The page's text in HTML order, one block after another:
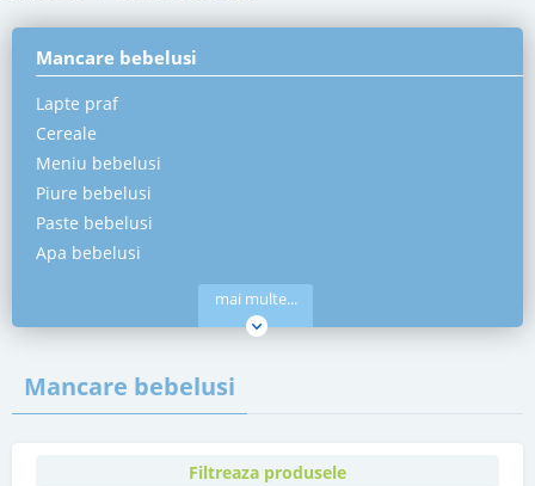
Mancare bebelusi
Lapte praf
Cereale
Meniu bebelusi
Piure bebelusi
Paste bebelusi
Apa bebelusi
mai multe...
Mancare bebelusi
Filtreaza produsele